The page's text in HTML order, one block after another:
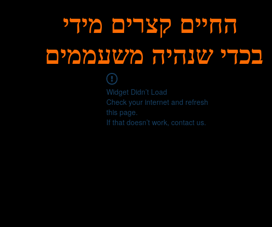
בכדי שנהיה משעממים
Widget Didn’t Load
Check your internet and refresh
this page.
If that doesn’t work, contact us.